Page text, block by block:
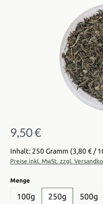
Bildergalerie
Regulärer Preis:
9,50 €
Inhalt: 250 Gramm (3,80 € /
Preise inkl. MwSt. zzgl.
Mengeauswählen
100g 250g 500g